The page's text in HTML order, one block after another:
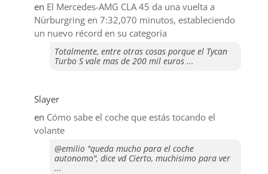
en El Mercedes-AMG CLA 45 da una vuelta a
Nürburgring en 7:32,070 minutos, estableciendo
un nuevo récord en su categoría
Totalmente, entre otras cosas porque el Tycan
Turbo S vale mas de 200 mil euros ...
Slayer
en ​Cómo sabe el coche que estás tocando el
volante
@emilio "queda mucho para el coche
autonomo", dice vd Cierto, muchisimo para ver
...